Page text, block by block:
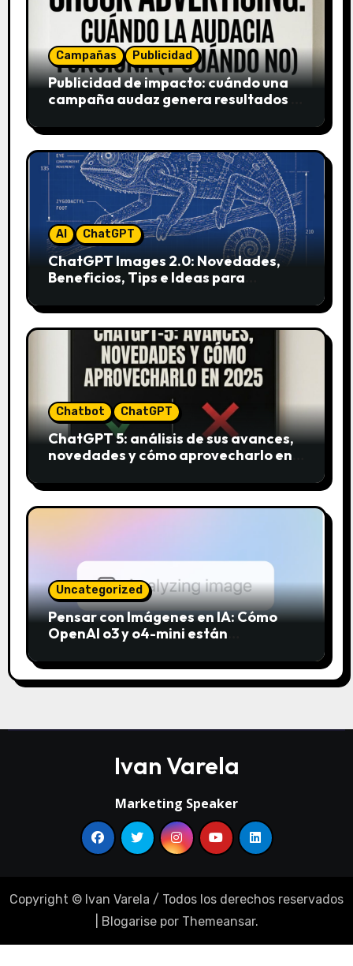
Campañas Publicidad
Publicidad de impacto: cuándo una
campaña audaz genera resultados y
AI ChatGPT
ChatGPT Images 2.0: Novedades,
Beneficios, Tips e Ideas para
Chatbot ChatGPT
ChatGPT 5: análisis de sus avances,
novedades y cómo aprovecharlo en
Uncategorized
Pensar con Imágenes en IA: Cómo
OpenAI o3 y o4-mini están
Ivan Varela
Marketing Speaker
Copyright © Ivan Varela / Todos los derechos reservados
Blogarisepor Themeansar.